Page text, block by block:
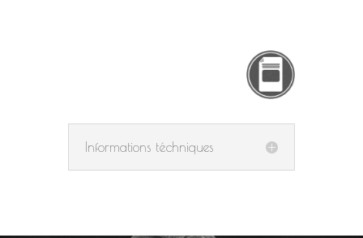
Informations téchniques